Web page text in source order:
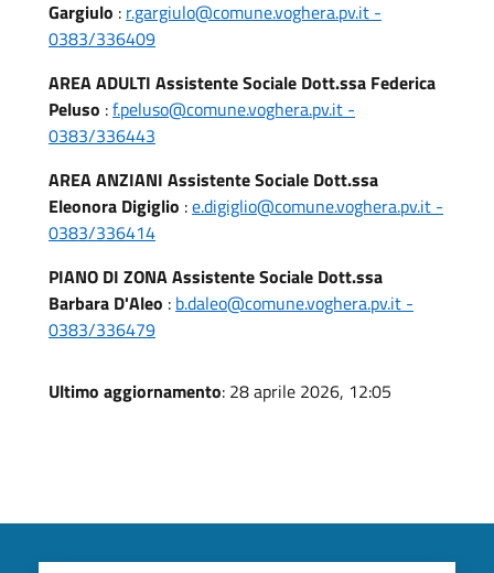
Gargiulo : r.gargiulo@comune.voghera.pv.it -
0383/336409
AREA ADULTI Assistente Sociale Dott.ssa Federica
Peluso :f.peluso@comune.voghera.pv.it -
0383/336443
AREA ANZIANI Assistente Sociale Dott.ssa
Eleonora Digiglio :e.digiglio@comune.voghera.pv.it -
0383/336414
PIANO DI ZONA Assistente Sociale Dott.ssa
Barbara D'Aleo : b.daleo@comune.voghera.pv.it -
0383/336479
Ultimo aggiornamento: 28 aprile 2026, 12:05